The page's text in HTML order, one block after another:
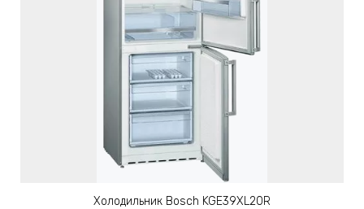
Холодильник Bosch KGE39XL20R